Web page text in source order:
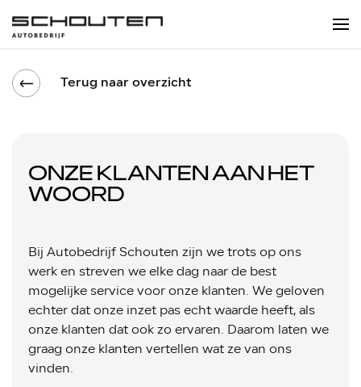
Terug naar overzicht
ONZE KLANTEN AAN HET
WOORD
Bij Autobedrijf Schouten zijn we trots op ons
werk en streven we elke dag naar de best
mogelijke service voor onze klanten. We geloven
echter dat onze inzet pas echt waarde heeft, als
onze klanten dat ook zo ervaren. Daarom laten we
graag onze klanten vertellen wat ze van ons
vinden.